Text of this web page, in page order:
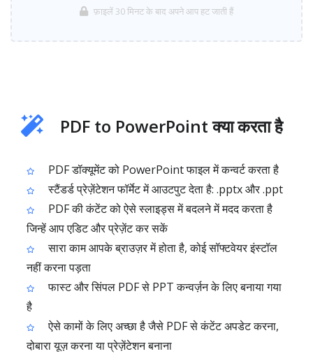
फ़ाइलें 30 मिनट के बाद अपने आप हट जाती हैं
PDF to PowerPoint क्या करता है
PDF डॉक्यूमेंट को PowerPoint फाइल में कन्वर्ट करता है
स्टैंडर्ड प्रेज़ेंटेशन फॉर्मेट में आउटपुट देता है: .pptx और .ppt
PDF की कंटेंट को ऐसे स्लाइड्स में बदलने में मदद करता है
जिन्हें आप एडिट और प्रेज़ेंट कर सकें
सारा काम आपके ब्राउज़र में होता है, कोई सॉफ्टवेयर इंस्टॉल
नहीं करना पड़ता
फास्ट और सिंपल PDF से PPT कन्वर्ज़न के लिए बनाया गया
है
ऐसे कामों के लिए अच्छा है जैसे PDF से कंटेंट अपडेट करना,
दोबारा यूज़ करना या प्रेज़ेंटेशन बनाना